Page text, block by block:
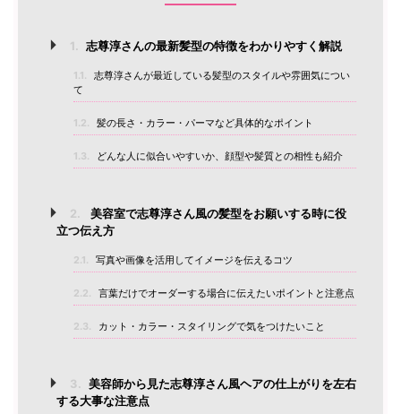
1. 志尊淳さんの最新髪型の特徴をわかりやすく解説
1.1.
志尊淳さんが最近している髪型のスタイルや雰囲気につい
て
1.2. 髪の長さ・カラー・パーマなど具体的なポイント
1.3. どんな人に似合いやすいか、顔型や髪質との相性も紹介
2.
美容室で志尊淳さん風の髪型をお願いする時に役
立つ伝え方
2.1. 写真や画像を活用してイメージを伝えるコツ
2.2. 言葉だけでオーダーする場合に伝えたいポイントと注意点
2.3. カット・カラー・スタイリングで気をつけたいこと
3.
美容師から見た志尊淳さん風ヘアの仕上がりを左右
する大事な注意点